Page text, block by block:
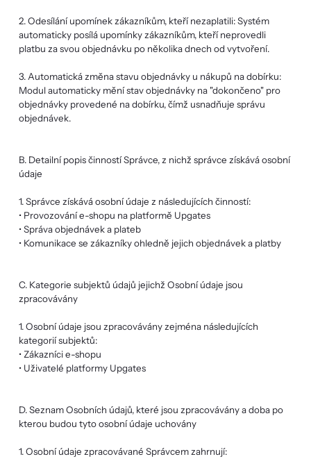
2. Odesílání upomínek zákazníkům, kteří nezaplatili: Systém
automaticky posílá upomínky zákazníkům, kteří neprovedli
platbu za svou objednávku po několika dnech od vytvoření.
3. Automatická změna stavu objednávky u nákupů na dobírku:
Modul automaticky mění stav objednávky na "dokončeno" pro
objednávky provedené na dobírku, čímž usnadňuje správu
objednávek.
B. Detailní popis činností Správce, z nichž správce získává osobní
údaje
1. Správce získává osobní údaje z následujících činností:
• Provozování e-shopu na platformě Upgates
• Správa objednávek a plateb
• Komunikace se zákazníky ohledně jejich objednávek a platby
C. Kategorie subjektů údajů jejichž Osobní údaje jsou
zpracovávány
1. Osobní údaje jsou zpracovávány zejména následujících
kategorií subjektů:
• Zákazníci e-shopu
• Uživatelé platformy Upgates
D. Seznam Osobních údajů, které jsou zpracovávány a doba po
kterou budou tyto osobní údaje uchovány
1. Osobní údaje zpracovávané Správcem zahrnují: